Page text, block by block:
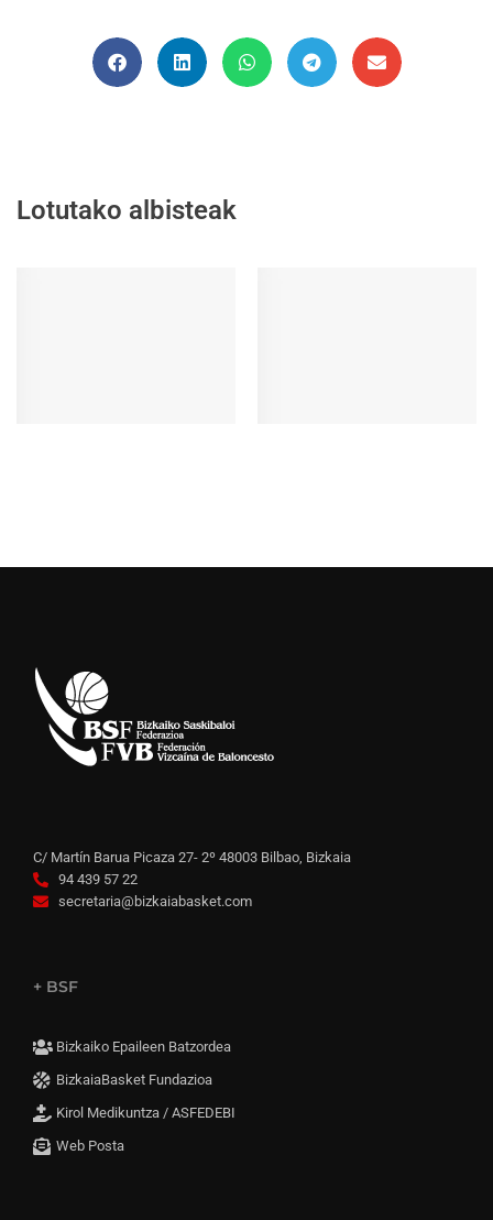
Lotutako albisteak
C/ Martín Barua Picaza 27- 2º 48003 Bilbao, Bizkaia
94 439 57 22
secretaria@bizkaiabasket.com
+ BSF
Bizkaiko Epaileen Batzordea
BizkaiaBasket Fundazioa
Kirol Medikuntza / ASFEDEBI
Web Posta